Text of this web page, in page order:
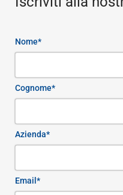
Nome*
Cognome*
Azienda*
Email*